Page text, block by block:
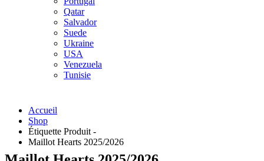
Qatar
Salvador
Suede
Ukraine
USA
Venezuela
Tunisie
Accueil
Shop
Étiquette Produit -
Maillot Hearts 2025/2026